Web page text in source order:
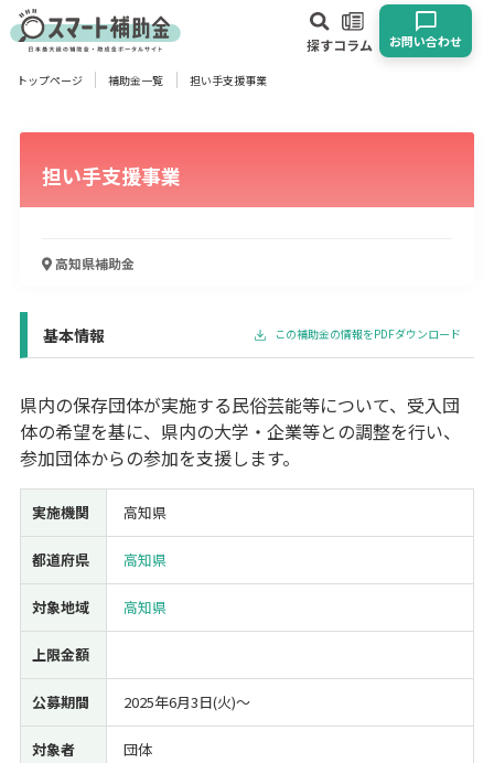
探すコラム お問い合わせ
対象
企業 団体 個人 その他
物流・運輸業 製造業 情報通信業 卸売･小売業
飲食業
宿泊･旅館業
その他
使い道
経営改善・経営強化
人材採用・雇用
人材育成・福利厚生
起業・創業
事業承継 災害・被災者支援
コロナ関連
環境・省エネ
テレワーク
トップページ 補助金一覧 担い手支援事業
担い手支援事業
高知県補助金
基本情報 この補助金の情報をPDFダウンロード
県内の保存団体が実施する民俗芸能等について、受入団
体の希望を基に、県内の大学・企業等との調整を行い、
参加団体からの参加を支援します。
実施機関 高知県
都道府県 高知県
対象地域 高知県
上限金額
公募期間 2025年6月3日(火)〜
対象者 団体